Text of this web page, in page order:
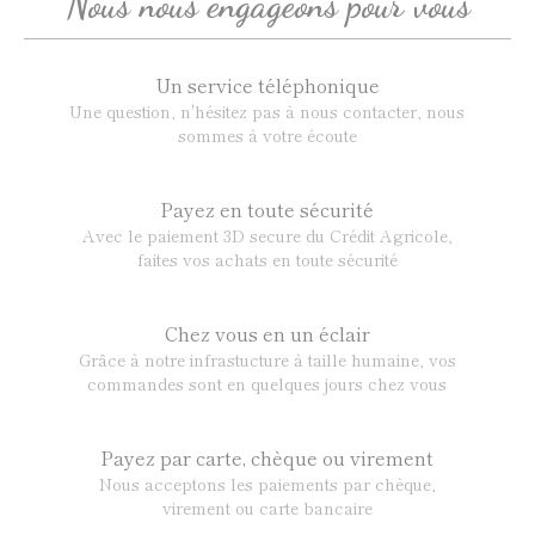
Un service téléphonique
Une question, n'hésitez pas à nous contacter, nous
sommes à votre écoute
Payez en toute sécurité
Avec le paiement 3D secure du Crédit Agricole,
faites vos achats en toute sécurité
Chez vous en un éclair
Grâce à notre infrastucture à taille humaine, vos
commandes sont en quelques jours chez vous
Payez par carte, chèque ou virement
Nous acceptons les paiements par chèque,
virement ou carte bancaire